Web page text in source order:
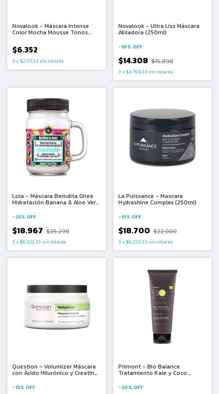
Novalook - Máscara Intense
Color Mocha Mousse Tonos
$6.352
3 x $2.117,33 sin interés
Novalook - Ultra Liss Máscara
Alisadora (250ml)
-10% OFF
$14.308 $15.898
3 x $4.769,33 sin interés
Lola - Máscara Bemdita Ghee
Hidratación Banana & Aloe Vera
-25% OFF
$18.967 $25.290
3 x $6.322,33 sin interés
La Puissance - Mascara
Hydrashine Complex (250ml)
-15% OFF
$18.700 $22.000
3 x $6.233,33 sin interés
Question - Volumizer Máscara
con Ácido Hilurónico y Creatina
-15% OFF
Primont - Bio Balance
Tratamiento Kale y Coco
Secos y Finos (220ml)
-20% OFF